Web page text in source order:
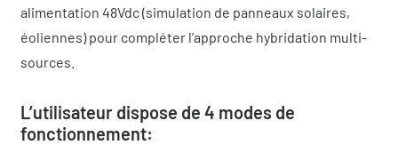
alimentation 48Vdc (simulation de panneaux solaires,
éoliennes) pour compléter l’approche hybridation multi-
sources.
L’utilisateur dispose de 4 modes de
fonctionnement: